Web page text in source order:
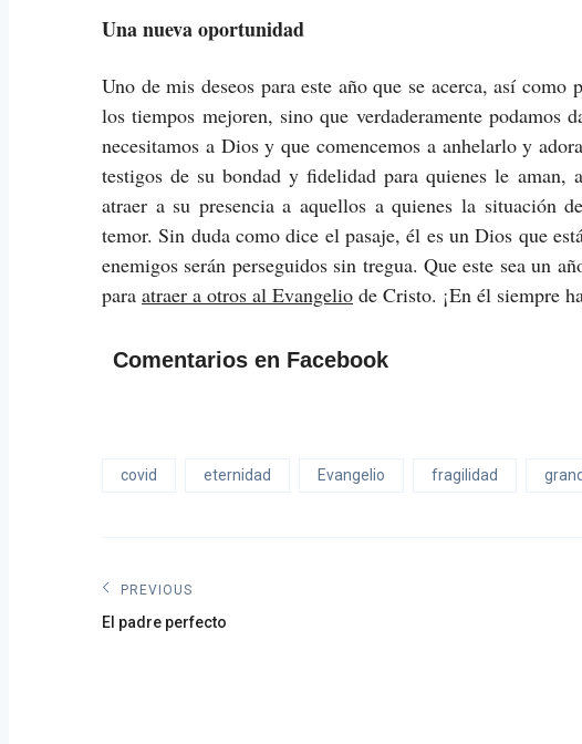
Una nueva oportunidad
Uno de mis deseos para este año que se acerca, así como
los tiempos mejoren, sino que verdaderamente podamos
necesitamos a Dios y que comencemos a anhelarlo y
testigos de su bondad y fidelidad para quienes le aman,
atraer a su presencia a aquellos a quienes la situación
temor. Sin duda como dice el pasaje, él es un Dios que
enemigos serán perseguidos sin tregua. Que este sea un
para atraer a otros al Evangelio de Cristo. ¡En él siempre
Comentarios en Facebook
covid eternidad Evangelio fragilidad
Navegación
de
PREVIOUS
Previous
El padre perfecto